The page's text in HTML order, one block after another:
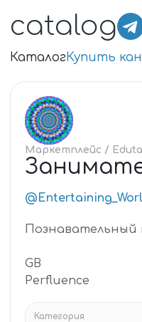
catalog
КаталогКупить
ЗА
Маркетплейс /
GB
Perfluence
Категория